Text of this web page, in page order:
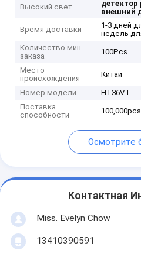
Высокий свет
внешний
Время доставки
1-3 дней
недель
Количество мин
заказа
100Pcs
Место
происхождения
Китай
Номер модели
HT36V-I
Поставка
способности
Осмотрите
Контактная
Miss. Evelyn Chow
13410390591